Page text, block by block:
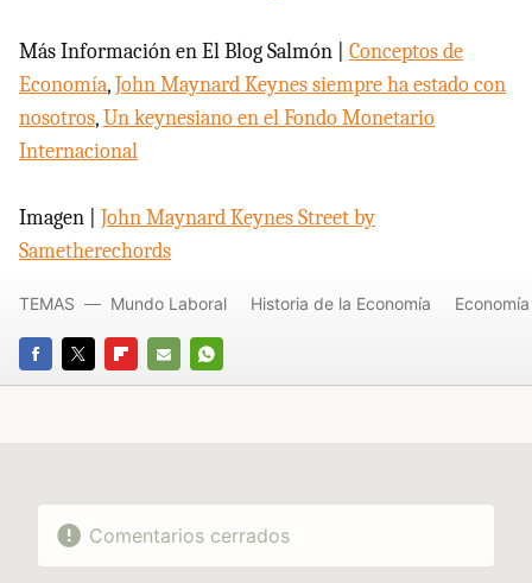
Más Información en El Blog Salmón | Conceptos de
Economía,John Maynard Keynes siempre ha estado con
nosotros,Un keynesiano en el Fondo Monetario
Internacional
Imagen | John Maynard Keynes Street by
Sametherechords
FACEBOOK
TWITTERFLIPBOARD
E-
WHATSAPP
TEMAS Mundo Laboral Historia de la Economía Economía
Comentarios cerrados